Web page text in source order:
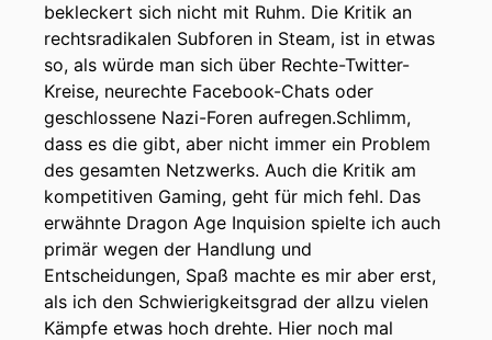
bekleckert sich nicht mit Ruhm. Die Kritik an
rechtsradikalen Subforen in Steam, ist in etwas
so, als würde man sich über Rechte-Twitter-
Kreise, neurechte Facebook-Chats oder
geschlossene Nazi-Foren aufregen.Schlimm,
dass es die gibt, aber nicht immer ein Problem
des gesamten Netzwerks. Auch die Kritik am
kompetitiven Gaming, geht für mich fehl. Das
erwähnte Dragon Age Inquision spielte ich auch
primär wegen der Handlung und
Entscheidungen, Spaß machte es mir aber erst,
als ich den Schwierigkeitsgrad der allzu vielen
Kämpfe etwas hoch drehte. Hier noch mal